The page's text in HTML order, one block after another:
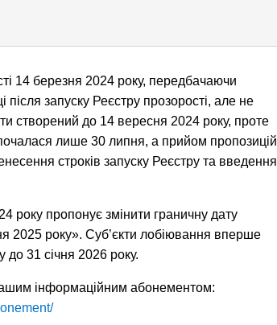
14 березня 2024 року, передбачаючи
запуску Реєстру прозорості, але не
створений до 14 вересня 2024 року, проте
лише 30 липня, а прийом пропозицій
строків запуску Реєстру та введення
року пропонує змінити граничну дату
2025 року». Суб’єкти лобіювання вперше
до 31 січня 2026 року.
інформаційним абонементом: